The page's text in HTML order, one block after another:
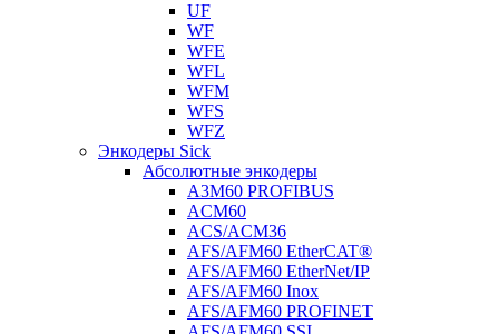
UF
WF
WFE
WFL
WFM
WFS
WFZ
Энкодеры Sick
Абсолютные энкодеры
A3M60 PROFIBUS
ACM60
ACS/ACM36
AFS/AFM60 EtherCAT®
AFS/AFM60 EtherNet/IP
AFS/AFM60 Inox
AFS/AFM60 PROFINET